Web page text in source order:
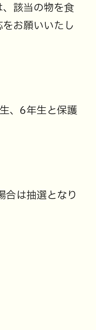
該当の物を食
お願いいたし
、6年生と保護
は抽選となり